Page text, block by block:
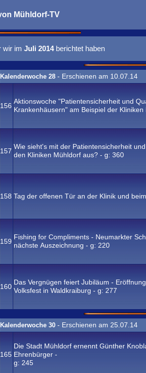
Mühldorf-TV
wir im Juli 2014berichtet haben
Kalenderwoche 28 - Erschienen am 10.07.14
156
Aktionswoche "Patientensicherheit und
Krankenhäusern" am Beispiel der Kliniken
157
Wie sieht's mit der Patientensicherheit
den Kliniken Mühldorf aus? - g: 360
158 Tag der offenen Tür an der Klinik und
159
Fishing for Compliments - Neumarkter
nächste Auszeichnung - g: 220
160
Das Vergnügen feiert Jubiläum -
Volksfest in Waldkraiburg - g: 277
Kalenderwoche 30 - Erschienen am 25.07.14
165
Die Stadt Mühldorf ernennt Günther
Ehrenbürger -
g: 245